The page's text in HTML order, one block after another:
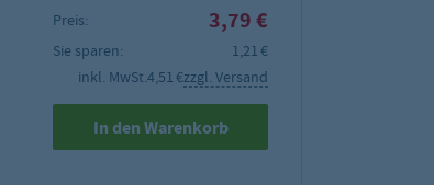
Preis:
3,79 €
Sie sparen:
1,21 €
inkl. MwSt.4,51 €zzgl. Versand
In den Warenkorb